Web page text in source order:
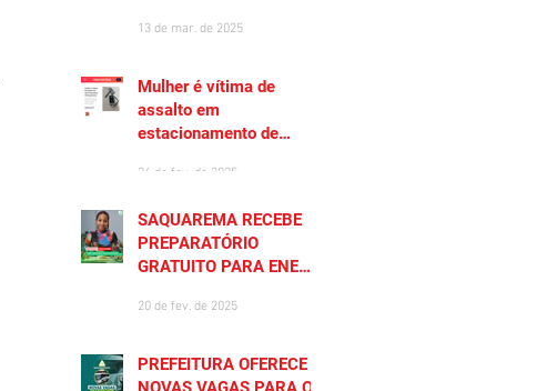
13 de mar. de 2025
Mulher é vítima de
assalto em
estacionamento de
26 de fev. de 2025
SAQUAREMA RECEBE
PREPARATÓRIO
GRATUITO PARA ENEM
20 de fev. de 2025
PREFEITURA OFERECE